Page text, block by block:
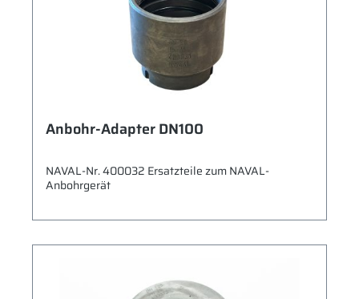
Anbohr-Adapter DN100
NAVAL-Nr. 400032 Ersatzteile zum NAVAL-
Anbohrgerät